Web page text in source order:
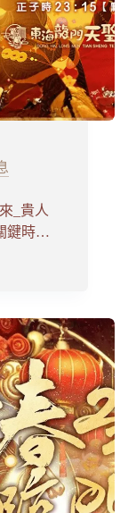
_貴人
鍵時…